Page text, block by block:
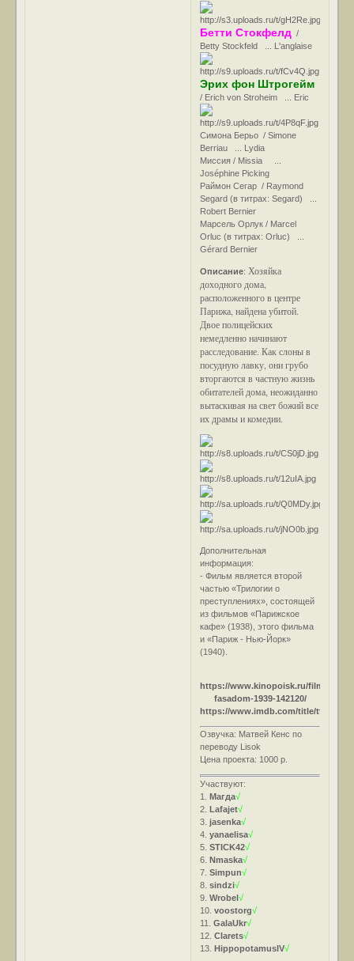
Бетти Стокфелд /
Betty Stockfeld ... L'anglaise
Эрих фон Штрогейм
/ Erich von Stroheim ... Eric
Симона Берьо / Simone
Berriau ... Lydia
Миссия / Missia ...
Joséphine Picking
Раймон Сегар / Raymond
Segard (в титрах: Segard) ...
Robert Bernier
Марсель Орлук / Marcel
Orluc (в титрах: Orluc) ...
Gérard Bernier
Описание: Хозяйка
доходного дома,
расположенного в центре
Парижа, найдена убитой.
Двое полицейских
немедленно начинают
расследование. Как слоны в
посудную лавку, они грубо
вторгаются в частную жизнь
обитателей дома, неожиданно
вытаскивая на свет божий все
их драмы и комедии.
Дополнительная
информация:
- Фильм является второй
частью «Трилогии о
преступлениях», состоящей
из фильмов «Парижское
кафе» (1938), этого фильма
и «Париж - Нью-Йорк»
(1940).
https://www.kinopoisk.ru/film/za-
fasadom-1939-142120/
https://www.imdb.com/title/
Озвучка: Матвей Кенс по
переводу Lisok
Цена проекта: 1000 р.
Участвуют:
1.Магда√
2.Lafajet√
3.jasenka√
4.yanaelisa√
5.STICK42√
6.Nmaska√
7.Simpun√
8.sindzi√
9.Wrobel√
10.voostorg√
11.GalaUkr√
12.Clarets√
13.HippopotamusIV√